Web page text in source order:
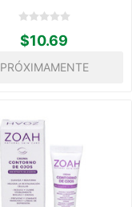
$10.69
PRÓXIMAMENTE